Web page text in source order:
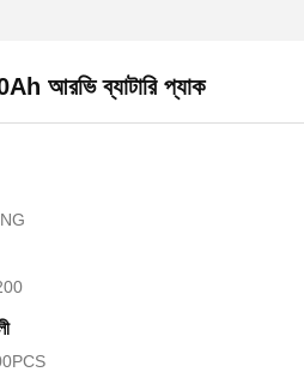
আরভি ব্যাটারি প্যাক